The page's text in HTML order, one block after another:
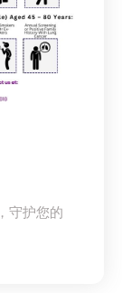
守护您的